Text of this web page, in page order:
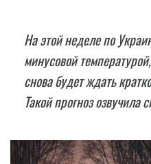
На этой неделе по
минусовой
снова будет ждать
Такой прогноз